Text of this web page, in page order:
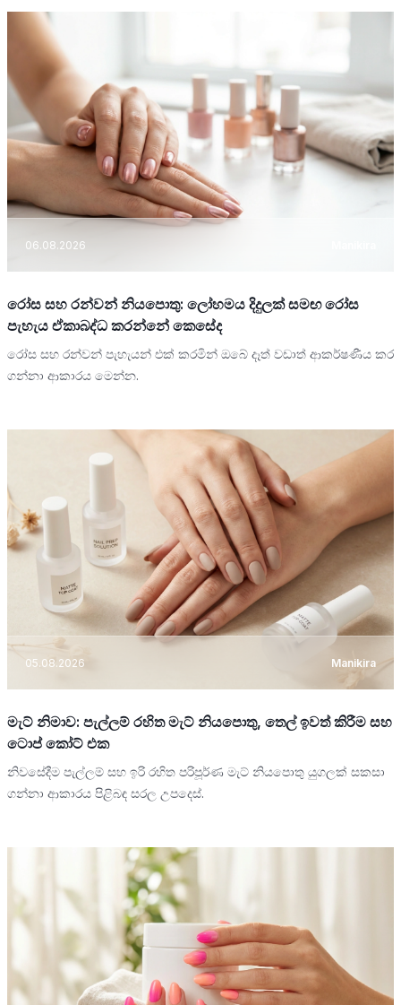
06.08.2026
රෝස සහ රන්වන් නියපොතු: ලෝහමය දිදුලක් සමඟ රෝස
පැහැය ඒකාබද්ධ කරන්නේ කෙසේද
රෝස සහ රන්වන් පැහැයන් එක් කරමින් ඔබේ දෑත් වඩාත් ආකර්ෂණීය කර
ගන්නා ආකාරය මෙන්න.
05.08.2026 Manikira
මැට් නිමාව: පැල්ලම් රහිත මැට් නියපොතු, තෙල් ඉවත් කිරීම සහ
ටොප් කෝට් එක
නිවසේදීම පැල්ලම් සහ ඉරි රහිත පරිපූර්ණ මැට් නියපොතු යුගලක් සකසා
ගන්නා ආකාරය පිළිබඳ සරල උපදෙස්.